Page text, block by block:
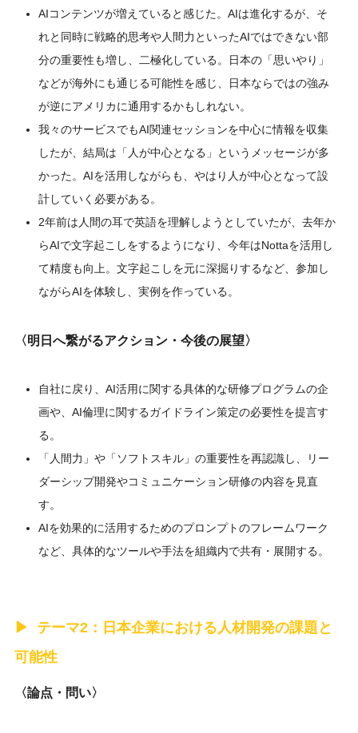
AIコンテンツが増えていると感じた。AIは進化するが、そ
れと同時に戦略的思考や人間力といったAIではできない部
分の重要性も増し、二極化している。日本の「思いやり」
などが海外にも通じる可能性を感じ、日本ならではの強み
が逆にアメリカに通用するかもしれない。
我々のサービスでもAI関連セッションを中心に情報を収集
したが、結局は「人が中心となる」というメッセージが多
かった。AIを活用しながらも、やはり人が中心となって設
計していく必要がある。
2年前は人間の耳で英語を理解しようとしていたが、去年か
らAIで文字起こしをするようになり、今年はNottaを活用し
て精度も向上。文字起こしを元に深掘りするなど、参加し
ながらAIを体験し、実例を作っている。
〈明日へ繋がるアクション・今後の展望〉
自社に戻り、AI活用に関する具体的な研修プログラムの企
画や、AI倫理に関するガイドライン策定の必要性を提言す
る。
「人間力」や「ソフトスキル」の重要性を再認識し、リー
ダーシップ開発やコミュニケーション研修の内容を見直
す。
AIを効果的に活用するためのプロンプトのフレームワーク
など、具体的なツールや手法を組織内で共有・展開する。
テーマ2：日本企業における人材開発の課題と
可能性
〈論点・問い〉